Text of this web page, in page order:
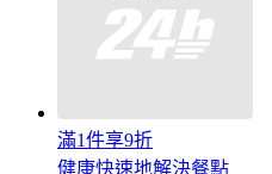
滿1件享9折
健康快速地解決餐點